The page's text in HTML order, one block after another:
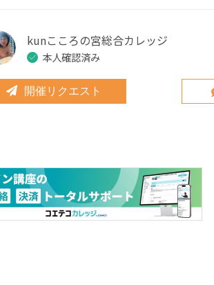
kunこころの宮総合カレッジ
本人確認済み
開催リクエスト